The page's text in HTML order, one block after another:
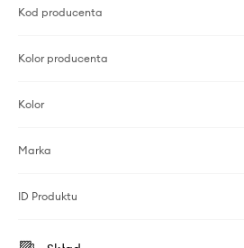
Kod producenta
Kolor producenta
Kolor
Marka
ID Produktu